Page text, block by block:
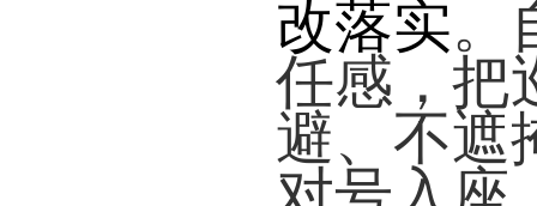
改落实。
任感，把
避、不遮